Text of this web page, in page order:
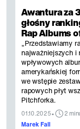
Awantura za
głośny
Rap Albums
„Przedstawiamy
najważniejszych i
wpływowych
amerykańskiej
we wstępie
rapowych płyt
Pitchforka.
01.10.2025•
2
Marek Fall